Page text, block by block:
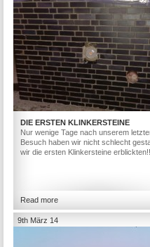
DIE ERSTEN KLINKERSTEINE
Nur wenige Tage nach unserem
Besuch haben wir nicht schlecht
wir die ersten Klinkersteine
Read more
9th März 14